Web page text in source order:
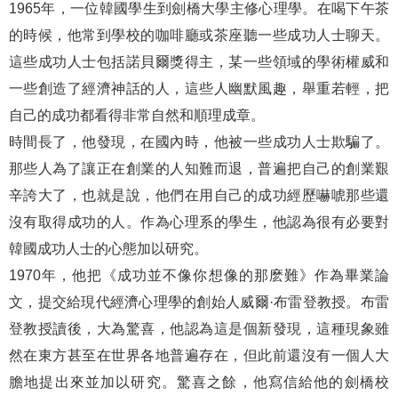
1965年，一位韓國學生到劍橋大學主修心理學。在喝下午茶
的時候，他常到學校的咖啡廳或茶座聽一些成功人士聊天。
這些成功人士包括諾貝爾獎得主，某一些領域的學術權威和
一些創造了經濟神話的人，這些人幽默風趣，舉重若輕，把
自己的成功都看得非常自然和順理成章。
時間長了，他發現，在國內時，他被一些成功人士欺騙了。
那些人為了讓正在創業的人知難而退，普遍把自己的創業艱
辛誇大了，也就是說，他們在用自己的成功經歷嚇唬那些還
沒有取得成功的人。作為心理系的學生，他認為很有必要對
韓國成功人士的心態加以研究。
1970年，他把《成功並不像你想像的那麽難》作為畢業論
文，提交給現代經濟心理學的創始人威爾·布雷登教授。布雷
登教授讀後，大為驚喜，他認為這是個新發現，這種現象雖
然在東方甚至在世界各地普遍存在，但此前還沒有一個人大
膽地提出來並加以研究。驚喜之餘，他寫信給他的劍橋校